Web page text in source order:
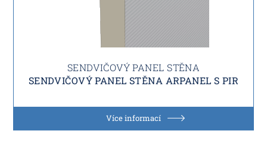
SENDVIČOVÝ PANEL STĚNA
SENDVIČOVÝ PANEL STĚNA ARPANEL S PIR
Více informací